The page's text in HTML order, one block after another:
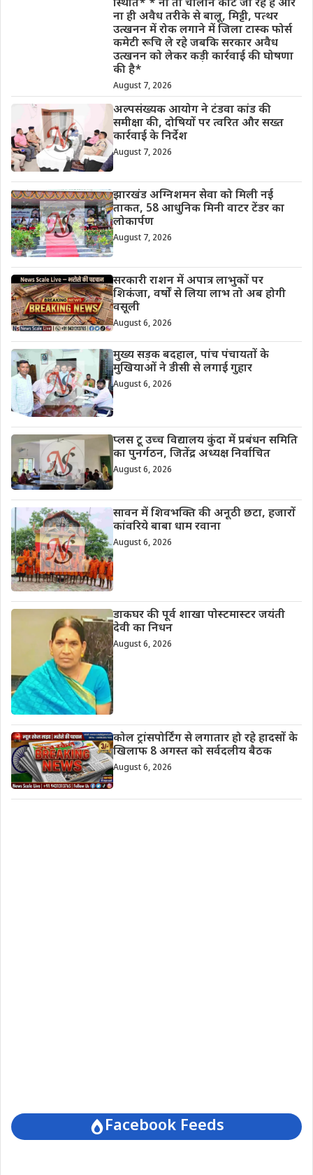
स्थिति* * ना तो चालान काटे जा रहे हैं और
ना ही अवैध तरीके से बालू, मिट्टी, पत्थर
उत्खनन में रोक लगाने में जिला टास्क फोर्स
कमेटी रूचि ले रहे जबकि सरकार अवैध
उत्खनन को लेकर कड़ी कार्रवाई की घोषणा
की है*
August 7, 2026
अल्पसंख्यक आयोग ने टंडवा कांड की
समीक्षा की, दोषियों पर त्वरित और सख्त
कार्रवाई के निर्देश
August 7, 2026
झारखंड अग्निशमन सेवा को मिली नई
ताकत, 58 आधुनिक मिनी वाटर टेंडर का
लोकार्पण
August 7, 2026
सरकारी राशन में अपात्र लाभुकों पर
शिकंजा, वर्षों से लिया लाभ तो अब होगी
वसूली
August 6, 2026
मुख्य सड़क बदहाल, पांच पंचायतों के
मुखियाओं ने डीसी से लगाई गुहार
August 6, 2026
प्लस टू उच्च विद्यालय कुंदा में प्रबंधन समिति
का पुनर्गठन, जितेंद्र अध्यक्ष निर्वाचित
August 6, 2026
सावन में शिवभक्ति की अनूठी छटा, हजारों
कांवरिये बाबा धाम रवाना
August 6, 2026
डाकघर की पूर्व शाखा पोस्टमास्टर जयंती
देवी का निधन
August 6, 2026
कोल ट्रांसपोर्टिंग से लगातार हो रहे हादसों के
खिलाफ 8 अगस्त को सर्वदलीय बैठक
August 6, 2026
Facebook Feeds